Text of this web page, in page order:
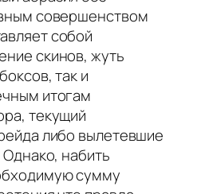
совершенством
собой
скинов, жуть
так и
итогам
текущий
либо вылетевшие
набить
сумму